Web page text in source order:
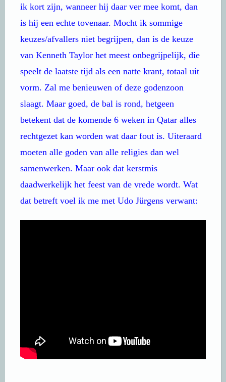
ik kort zijn, wanneer hij daar ver mee komt, dan
is hij een echte tovenaar. Mocht ik sommige
keuzes/afvallers niet begrijpen, dan is de keuze
van Kenneth Taylor het meest onbegrijpelijk, die
speelt de laatste tijd als een natte krant, totaal uit
vorm. Zal me benieuwen of deze godenzoon
slaagt. Maar goed, de bal is rond, hetgeen
betekent dat de komende 6 weken in Qatar alles
rechtgezet kan worden wat daar fout is. Uiteraard
moeten alle goden van alle religies dan wel
samenwerken. Maar ook dat kerstmis
daadwerkelijk het feest van de vrede wordt. Wat
dat betreft voel ik me met Udo Jürgens verwant: